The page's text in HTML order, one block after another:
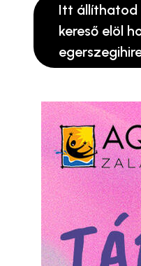
Itt állíthatod
kereső elöl